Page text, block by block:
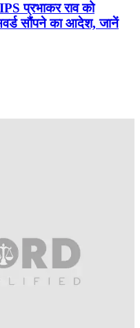
प्रभाकर राव को
सौंपने का आदेश, जानें